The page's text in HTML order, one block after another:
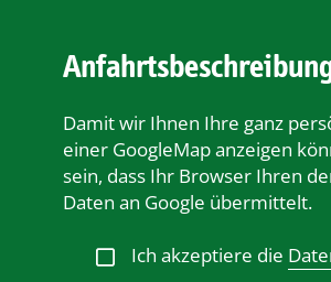
Damit wir Ihnen Ihre ganz
einer GoogleMap anzeigen
sein, dass Ihr Browser Ihren
Daten an Google übermittelt.
Ich akzeptiere die